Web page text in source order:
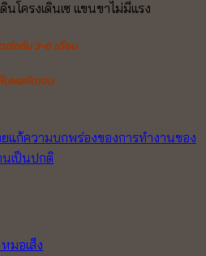
โครงเดินเซ แขนขาไม่มีแรง
ต่อกัน 3-6 เดือน
นผลชัดเจน
มอเส็ง